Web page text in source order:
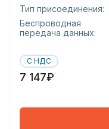
Тип присоединения:
Беспроводная
передача данных:
С НДС
7 147₽